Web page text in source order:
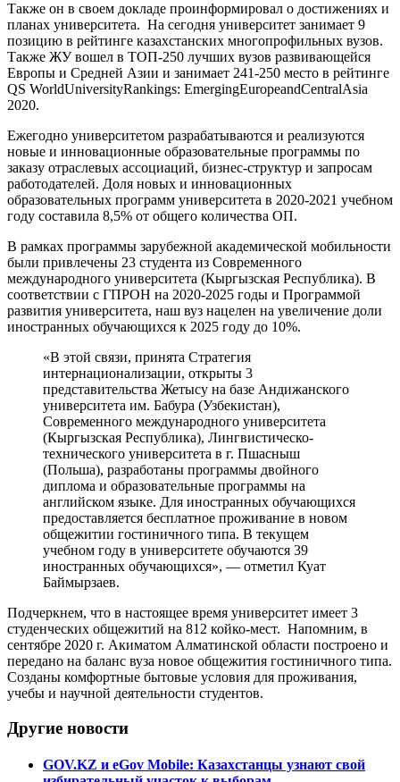
Также он в своем докладе проинформировал о достижениях и
планах университета. На сегодня университет занимает 9
позицию в рейтинге казахстанских многопрофильных вузов.
Также ЖУ вошел в ТОП-250 лучших вузов развивающейся
Европы и Средней Азии и занимает 241-250 место в рейтинге
QS WorldUniversityRankings: EmergingEuropeandCentralAsia
2020.
Ежегодно университетом разрабатываются и реализуются
новые и инновационные образовательные программы по
заказу отраслевых ассоциаций, бизнес-структур и запросам
работодателей. Доля новых и инновационных
образовательных программ университета в 2020-2021 учебном
году составила 8,5% от общего количества ОП.
В рамках программы зарубежной академической мобильности
были привлечены 23 студента из Современного
международного университета (Кыргызская Республика). В
соответствии с ГПРОН на 2020-2025 годы и Программой
развития университета, наш вуз нацелен на увеличение доли
иностранных обучающихся к 2025 году до 10%.
«В этой связи, принята Стратегия
интернационализации, открыты 3
представительства Жетысу на базе Андижанского
университета им. Бабура (Узбекистан),
Современного международного университета
(Кыргызская Республика), Лингвистическо-
технического университета в г. Пшасныш
(Польша), разработаны программы двойного
диплома и образовательные программы на
английском языке. Для иностранных обучающихся
предоставляется бесплатное проживание в новом
общежитии гостиничного типа. В текущем
учебном году в университете обучаются 39
иностранных обучающихся», — отметил Куат
Баймырзаев.
Подчеркнем, что в настоящее время университет имеет 3
студенческих общежитий на 812 койко-мест. Напомним, в
сентябре 2020 г. Акиматом Алматинской области построено и
передано на баланс вуза новое общежития гостиничного типа.
Созданы комфортные бытовые условия для проживания,
учебы и научной деятельности студентов.
Другие новости
GOV.KZ и eGov Mobile: Казахстанцы узнают свой